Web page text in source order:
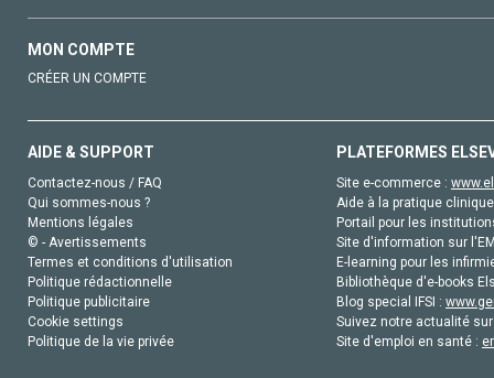
MON COMPTE
CRÉER UN COMPTE
AIDE & SUPPORT
Contactez-nous / FAQ
Qui sommes-nous ?
Mentions légales
© - Avertissements
Termes et conditions d'utilisation
Politique rédactionnelle
Politique publicitaire
Cookie settings
Politique de la vie privée
PLATEFORMES
Site e-commerce :
Aide à la pratique
Portail pour les
Site d'information sur
E-learning pour les
Bibliothèque d'e-books
Blog special IFSI :
Suivez notre actualité
Site d'emploi en santé :